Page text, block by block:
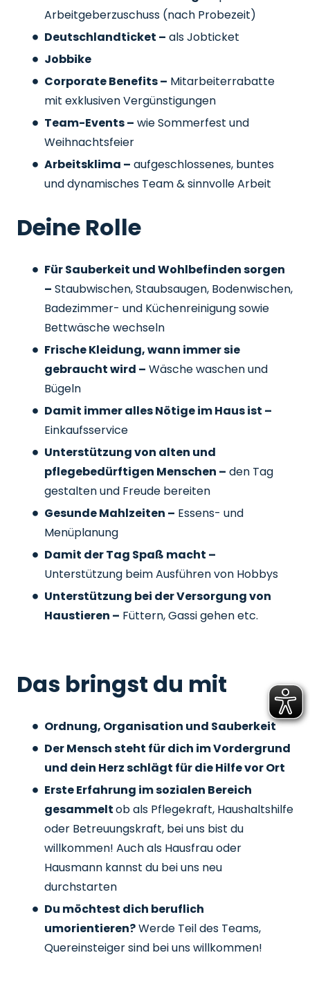
Arbeitgeberzuschuss (nach Probezeit)
Deutschlandticket – als Jobticket
Jobbike
Corporate Benefits – Mitarbeiterrabatte
mit exklusiven Vergünstigungen
Team-Events – wie Sommerfest und
Weihnachtsfeier
Arbeitsklima – aufgeschlossenes, buntes
und dynamisches Team & sinnvolle Arbeit
Deine Rolle
Für Sauberkeit und Wohlbefinden sorgen
– Staubwischen, Staubsaugen, Bodenwischen,
Badezimmer- und Küchenreinigung sowie
Bettwäsche wechseln
Frische Kleidung, wann immer sie
gebraucht wird – Wäsche waschen und
Bügeln
Damit immer alles Nötige im Haus ist –
Einkaufsservice
Unterstützung von alten und
pflegebedürftigen Menschen – den Tag
gestalten und Freude bereiten
Gesunde Mahlzeiten – Essens- und
Menüplanung
Damit der Tag Spaß macht –
Unterstützung beim Ausführen von Hobbys
Unterstützung bei der Versorgung von
Haustieren – Füttern, Gassi gehen etc.
Das bringst du mit
Ordnung, Organisation und Sauberkeit
Der Mensch steht für dich im Vordergrund
und dein Herz schlägt für die Hilfe vor Ort
Erste Erfahrung im sozialen Bereich
gesammeltob als Pflegekraft, Haushaltshilfe
oder Betreuungskraft, bei uns bist du
willkommen! Auch als Hausfrau oder
Hausmann kannst du bei uns neu
durchstarten
Du möchtest dich beruflich
umorientieren?Werde Teil des Teams,
Quereinsteiger sind bei uns willkommen!